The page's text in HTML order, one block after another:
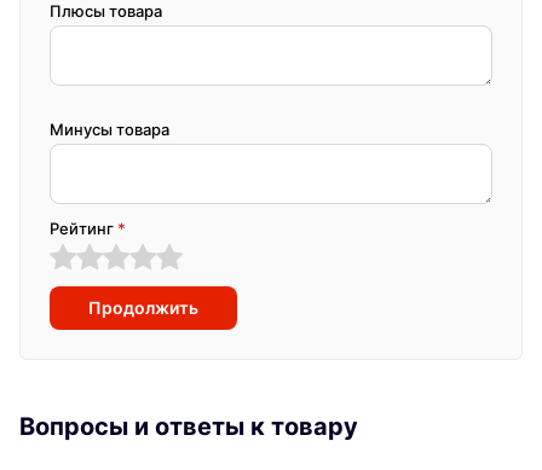
Плюсы товара
Минусы товара
Рейтинг *
Продолжить
Вопросы и ответы к товару